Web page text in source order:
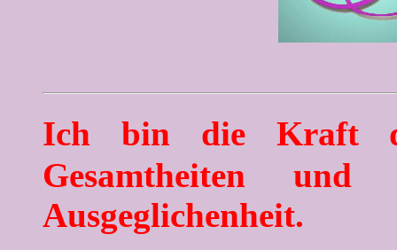
Ich bin die Kraft
Gesamtheiten
Ausgeglichenheit.